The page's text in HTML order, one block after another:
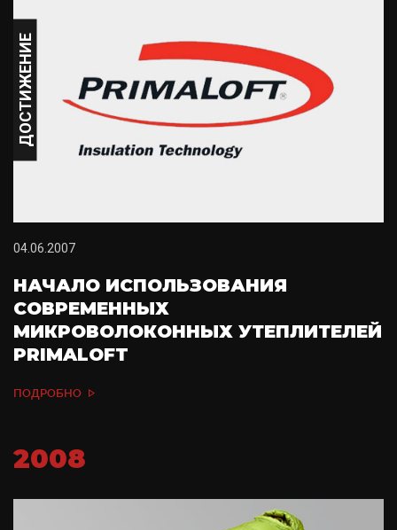
ДОСТИЖЕНИЕ
04.06.2007
НАЧАЛО ИСПОЛЬЗОВАНИЯ
СОВРЕМЕННЫХ
МИКРОВОЛОКОННЫХ УТЕПЛИТЕЛЕЙ
PRIMALOFT
ПОДРОБНО
2008